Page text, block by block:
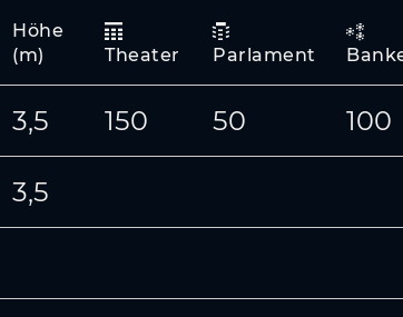
Höhe
(m)
Theater Parlament
3,5 150 50 100
3,5